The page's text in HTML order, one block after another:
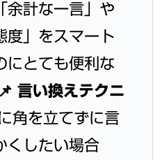
余計な一言」や
度」をスマート
にとても便利な
言い換えテクニ
角を立てずに言
くしたい場合